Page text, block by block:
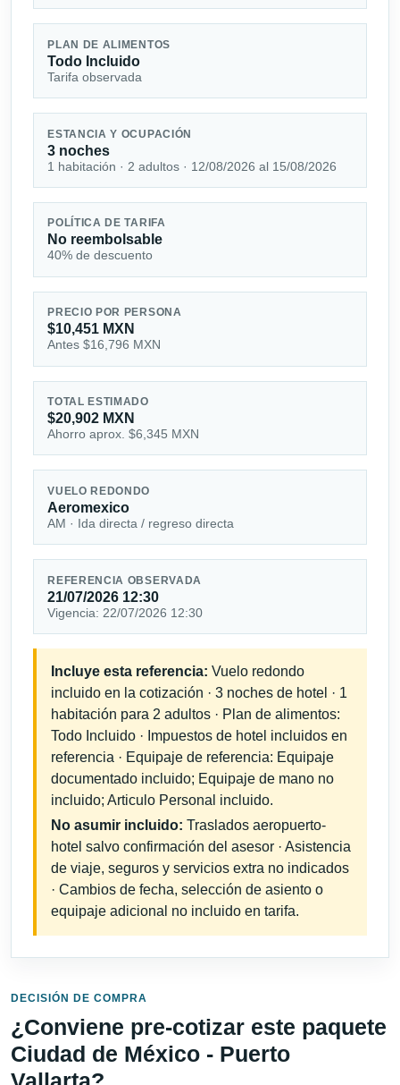
PLAN DE ALIMENTOS
Todo Incluido
Tarifa observada
ESTANCIA Y OCUPACIÓN
3 noches
1 habitación · 2 adultos · 12/08/2026 al 15/08/2026
POLÍTICA DE TARIFA
No reembolsable
40% de descuento
PRECIO POR PERSONA
$10,451 MXN
Antes $16,796 MXN
TOTAL ESTIMADO
$20,902 MXN
Ahorro aprox. $6,345 MXN
VUELO REDONDO
Aeromexico
AM · Ida directa / regreso directa
REFERENCIA OBSERVADA
21/07/2026 12:30
Vigencia: 22/07/2026 12:30
Incluye esta referencia: Vuelo redondo
incluido en la cotización · 3 noches de hotel · 1
habitación para 2 adultos · Plan de alimentos:
Todo Incluido · Impuestos de hotel incluidos en
referencia · Equipaje de referencia: Equipaje
documentado incluido; Equipaje de mano no
incluido; Articulo Personal incluido.
No asumir incluido: Traslados aeropuerto-
hotel salvo confirmación del asesor · Asistencia
de viaje, seguros y servicios extra no indicados
· Cambios de fecha, selección de asiento o
equipaje adicional no incluido en tarifa.
DECISIÓN DE COMPRA
¿Conviene pre-cotizar este paquete
Ciudad de México - Puerto